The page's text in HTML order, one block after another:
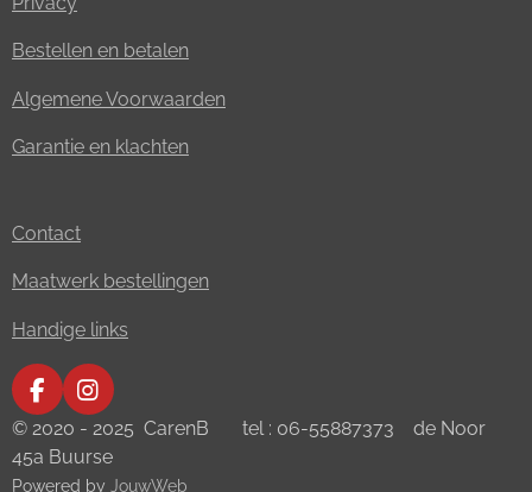
Bestellen en betalen
Algemene Voorwaarden
Garantie en klachten
Contact
Maatwerk bestellingen
Handige links
F
a
e
I
n
t
© 2020 - 2025 CarenB tel : 06-55887373 de Noor
45a Buurse
Powered by JouwWeb